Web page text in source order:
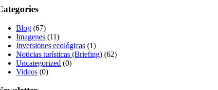
Blog (67)
Imagenes (11)
Inversiones ecológicas (1)
Noticias turísticas (Briefing) (62)
Uncategorized (0)
Videos (0)